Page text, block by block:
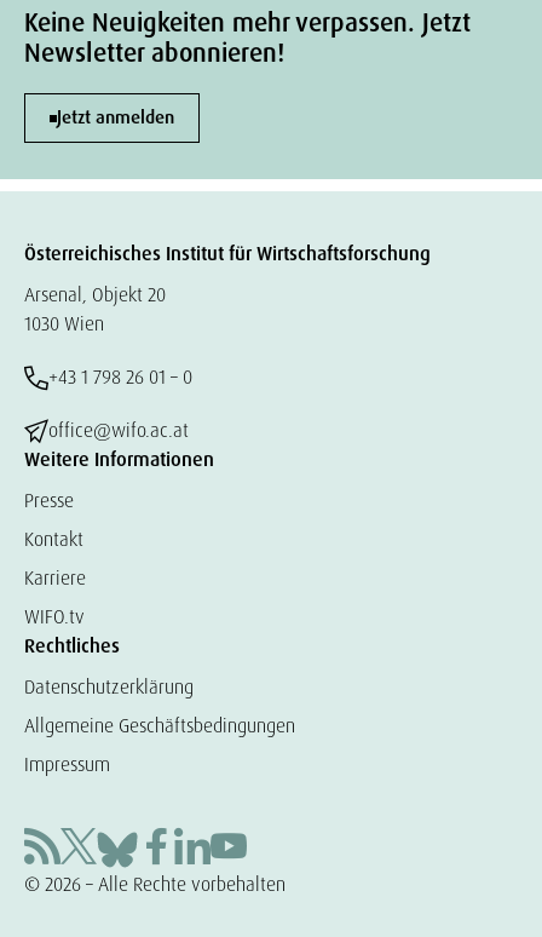
Keine Neuigkeiten mehr verpassen. Jetzt
Newsletter abonnieren!
Jetzt anmelden
Österreichisches Institut für Wirtschaftsforschung
Arsenal, Objekt 20
1030 Wien
+43 1 798 26 01 – 0
office@wifo.ac.at
Weitere Informationen
Presse
Kontakt
Karriere
WIFO.tv
Rechtliches
Datenschutzerklärung
Allgemeine Geschäftsbedingungen
Impressum
© 2026 – Alle Rechte vorbehalten